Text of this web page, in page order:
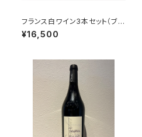
フランス白ワイン3本セット（ブル
ゴーニュ アリゴテ レ・クリュゾッ
ト 2023・シャブリ ペル・アスペ
¥16,500